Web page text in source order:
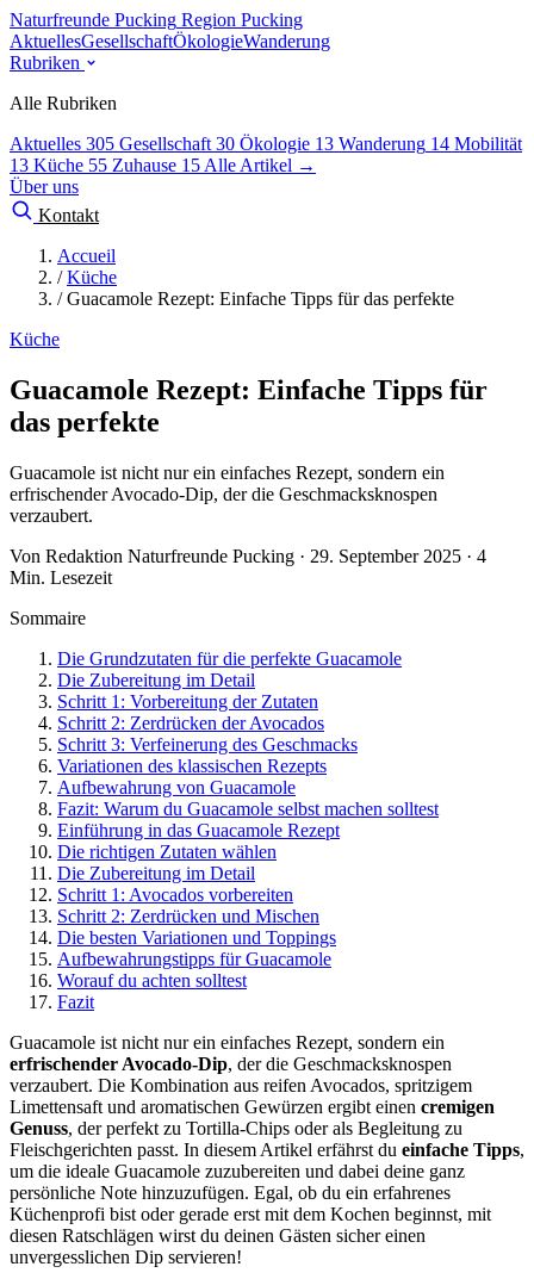
Naturfreunde Pucking Region Pucking
AktuellesGesellschaftÖkologieWanderung
Rubriken
Alle Rubriken
Aktuelles 305 Gesellschaft 30 Ökologie 13 Wanderung 14 Mobilität
13 Küche 55 Zuhause 15 Alle Artikel →
Über uns
Kontakt
Accueil
/ Küche
/ Guacamole Rezept: Einfache Tipps für das perfekte
Küche
Guacamole Rezept: Einfache Tipps für
das perfekte
Guacamole ist nicht nur ein einfaches Rezept, sondern ein
erfrischender Avocado-Dip, der die Geschmacksknospen
verzaubert.
Von Redaktion Naturfreunde Pucking · 29. September 2025 · 4
Min. Lesezeit
Sommaire
Die Grundzutaten für die perfekte Guacamole
Die Zubereitung im Detail
Schritt 1: Vorbereitung der Zutaten
Schritt 2: Zerdrücken der Avocados
Schritt 3: Verfeinerung des Geschmacks
Variationen des klassischen Rezepts
Aufbewahrung von Guacamole
Fazit: Warum du Guacamole selbst machen solltest
Einführung in das Guacamole Rezept
Die richtigen Zutaten wählen
Die Zubereitung im Detail
Schritt 1: Avocados vorbereiten
Schritt 2: Zerdrücken und Mischen
Die besten Variationen und Toppings
Aufbewahrungstipps für Guacamole
Worauf du achten solltest
Fazit
Guacamole ist nicht nur ein einfaches Rezept, sondern ein
erfrischender Avocado-Dip, der die Geschmacksknospen
verzaubert. Die Kombination aus reifen Avocados, spritzigem
Limettensaft und aromatischen Gewürzen ergibt einen cremigen
Genuss, der perfekt zu Tortilla-Chips oder als Begleitung zu
Fleischgerichten passt. In diesem Artikel erfährst du einfache Tipps,
um die ideale Guacamole zuzubereiten und dabei deine ganz
persönliche Note hinzuzufügen. Egal, ob du ein erfahrenes
Küchenprofi bist oder gerade erst mit dem Kochen beginnst, mit
diesen Ratschlägen wirst du deinen Gästen sicher einen
unvergesslichen Dip servieren!